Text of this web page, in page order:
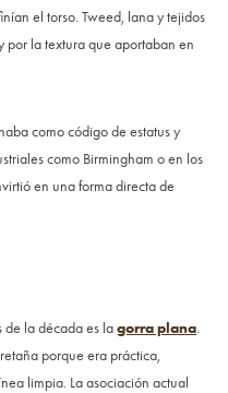
el torso. Tweed, lana y tejidos
por la textura que aportaban en
como código de estatus y
como Birmingham o en los
en una forma directa de
de la década es lagorra plana.
porque era práctica,
limpia. La asociación actual